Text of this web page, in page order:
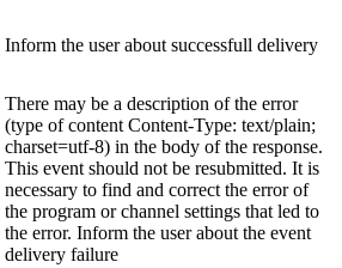
Inform the user about successfull delivery
There may be a description of the error
(type of content Content-Type: text/plain;
charset=utf-8) in the body of the response.
This event should not be resubmitted. It is
necessary to find and correct the error of
the program or channel settings that led to
the error. Inform the user about the event
delivery failure